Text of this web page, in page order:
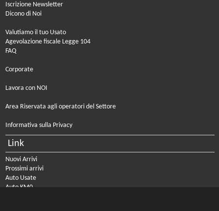
Iscrizione Newsletter
Dicono di Noi
Valutiamo il tuo Usato
Agevolazione fiscale Legge 104
FAQ
Corporate
Lavora con NOI
Area Riservata agli operatori del Settore
Informativa sulla Privacy
Link
Nuovi Arrivi
Prossimi arrivi
Auto Usate
Auto KM0